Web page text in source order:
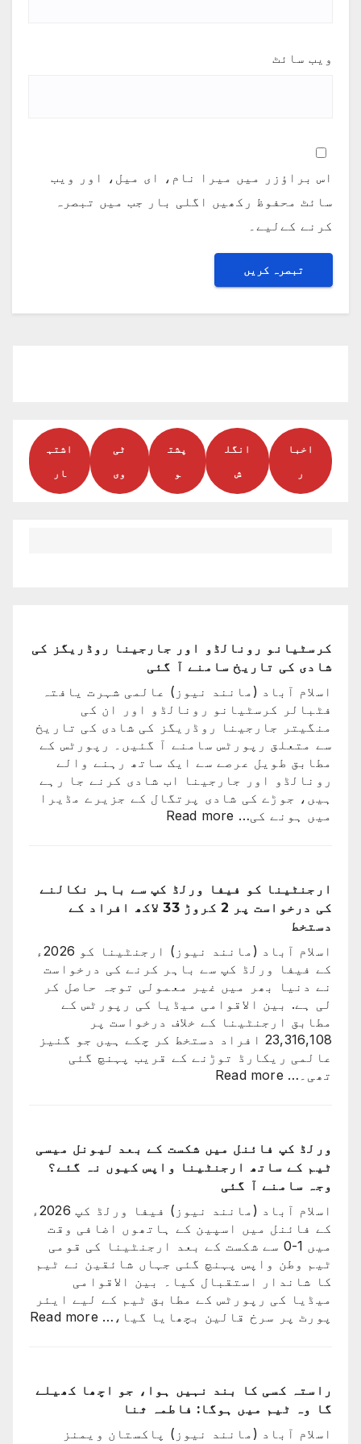
ویب‌ سائٹ
اس براؤزر میں میرا نام، ای میل، اور ویب
سائٹ محفوظ رکھیں اگلی بار جب میں تبصرہ
کرنے کےلیے۔
اخبا
ر
انگل
ش
پشت
و
ٹی
وی
اشتہ
ار
کرسٹیانو رونالڈو اور جارجینا روڈریگز کی
شادی کی تاریخ سامنے آ گئی
اسلام آباد (مانند نیوز) عالمی شہرت یافتہ
فٹبالر کرسٹیانو رونالڈو اور ان کی
منگیتر جارجینا روڈریگز کی شادی کی تاریخ
سے متعلق رپورٹس سامنے آ گئیں۔ رپورٹس کے
مطابق طویل عرصے سے ایک ساتھ رہنے والے
رونالڈو اور جارجینا اب شادی کرنے جا رہے
ہیں، جوڑے کی شادی پرتگال کے جزیرے مڈیرا
میں ہونے کی… Read more
جارجینا
روڈریگز
کی
تاریخ
سامنے
آ
گئی
ارجنٹینا کو فیفا ورلڈ کپ سے باہر نکالنے
کی درخواست پر 2 کروڑ 33 لاکھ افراد کے
دستخط
اسلام آباد (مانند نیوز) ارجنٹینا کو 2026ء
کے فیفا ورلڈ کپ سے باہر کرنے کی درخواست
نے دنیا بھر میں غیر معمولی توجہ حاصل کر
لی ہے. بین الاقوامی میڈیا کی رپورٹس کے
مطابق ارجنٹینا کے خلاف درخواست پر
23,316,108 افراد دستخط کر چکے ہیں جو گنیز
عالمی ریکارڈ توڑنے کے قریب پہنچ گئی
تھی۔… Read more
ورلڈ
کپ
نکالنے
کی
درخواست
پر
2
کروڑ
33
دستخط
ورلڈ کپ فائنل میں شکست کے بعد لیونل میسی
ٹیم کے ساتھ ارجنٹینا واپس کیوں نہ گئے؟
وجہ سامنے آ گئی
اسلام آباد (مانند نیوز) فیفا ورلڈ کپ 2026ء
کے فائنل میں اسپین کے ہاتھوں اضافی وقت
میں 1-0 سے شکست کے بعد ارجنٹینا کی قومی
ٹیم وطن واپس پہنچ گئی جہاں شائقین نے ٹیم
کا شاندار استقبال کیا۔ بین الاقوامی
میڈیا کی رپورٹس کے مطابق ٹیم کے لیے ایئر
پورٹ پر سرخ قالین بچھایا گیا،… Read more
راستہ کسی کا بند نہیں ہوا، جو اچھا کھیلے
گا وہ ٹیم میں ہوگا: فاطمہ ثنا
اسلام آباد (مانند نیوز) پاکستان ویمنز